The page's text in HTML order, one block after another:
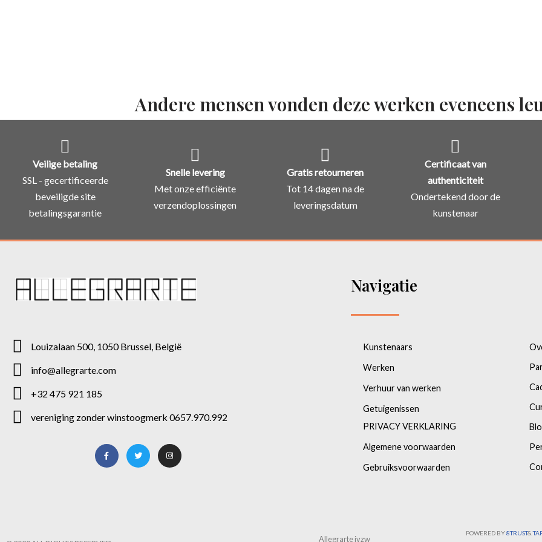
Andere mensen vonden deze werken eveneens
Veilige betaling
SSL - gecertificeerde
beveiligde site
betalingsgarantie
Snelle levering
Met onze efficiënte
verzendoplossingen
Gratis retourneren
Tot 14 dagen na de
leveringsdatum
Certificaat van
authenticiteit
Ondertekend door de
kunstenaar
Louizalaan 500, 1050 Brussel, België
info@allegrarte.com
+32 475 921 185
vereniging zonder winstoogmerk 0657.970.992
Navigatie
Kunstenaars
Werken
Verhuur van werken
Getuigenissen
PRIVACY VERKLARING
Algemene voorwaarden
Gebruiksvoorwaarden
Allegrarte ivzw
POWERED BY8TRUST&